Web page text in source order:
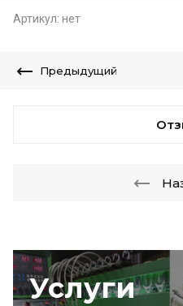
Услуги
Артикул: нет
Предыдущий